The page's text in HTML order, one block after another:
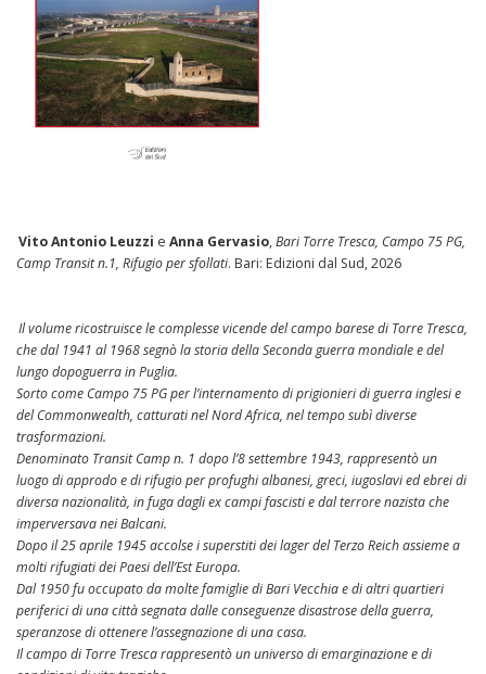
Vito Antonio Leuzzi eAnna Gervasio,Bari Torre Tresca, Campo 75 PG,
Camp Transit n.1, Rifugio per sfollati. Bari: Edizioni dal Sud, 2026
Il volume ricostruisce le complesse vicende del campo barese di Torre Tresca,
che dal 1941 al 1968 segnò la storia della Seconda guerra mondiale e del
lungo dopoguerra in Puglia.
Sorto come Campo 75 PG per l’internamento di prigionieri di guerra inglesi e
del Commonwealth, catturati nel Nord Africa, nel tempo subì diverse
trasformazioni.
Denominato Transit Camp n. 1 dopo l’8 settembre 1943, rappresentò un
luogo di approdo e di rifugio per profughi albanesi, greci, iugoslavi ed ebrei di
diversa nazionalità, in fuga dagli ex campi fascisti e dal terrore nazista che
imperversava nei Balcani.
Dopo il 25 aprile 1945 accolse i superstiti dei lager del Terzo Reich assieme a
molti rifugiati dei Paesi dell’Est Europa.
Dal 1950 fu occupato da molte famiglie di Bari Vecchia e di altri quartieri
periferici di una città segnata dalle conseguenze disastrose della guerra,
speranzose di ottenere l’assegnazione di una casa.
Il campo di Torre Tresca rappresentò un universo di emarginazione e di